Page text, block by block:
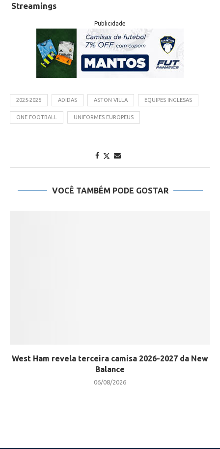
Streamings
Publicidade
2025-2026 ADIDAS ASTON VILLA EQUIPES INGLESAS
ONE FOOTBALL UNIFORMES EUROPEUS
VOCÊ TAMBÉM PODE GOSTAR
West Ham revela terceira camisa 2026-2027 da New
Balance
06/08/2026